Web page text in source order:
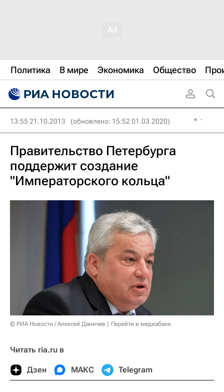
Политика В мире Экономика Общество
13:55 21.10.2013 (обновлено: 15:52 01.03.2020)
Правительство Петербурга
поддержит создание
"Императорского кольца"
© РИА Новости / Алексей Даничев Перейти в медиабанк
Читать ria.ru в
Дзен МАКС Telegram